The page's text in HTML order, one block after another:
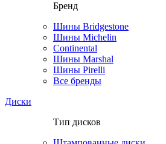
Бренд
Шины Bridgestone
Шины Michelin
Continental
Шины Marshal
Шины Pirelli
Все бренды
Диски
Тип дисков